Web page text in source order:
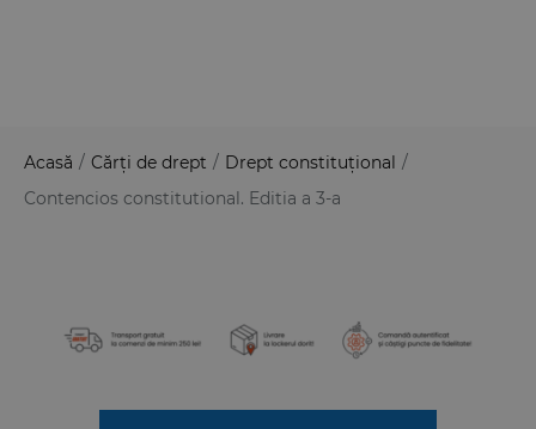
Acasă / Cărți de drept / Drept constituțional /
Contencios constitutional. Editia a 3-a